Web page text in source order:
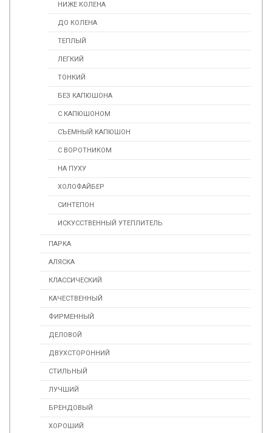
НИЖЕ КОЛЕНА
ДО КОЛЕНА
ТЕПЛЫЙ
ЛЕГКИЙ
ТОНКИЙ
БЕЗ КАПЮШОНА
С КАПЮШОНОМ
СЪЕМНЫЙ КАПЮШОН
С ВОРОТНИКОМ
НА ПУХУ
ХОЛОФАЙБЕР
СИНТЕПОН
ИСКУСCТВЕННЫЙ УТЕПЛИТЕЛЬ
ПАРКА
АЛЯСКА
КЛАССИЧЕСКИЙ
КАЧЕСТВЕННЫЙ
ФИРМЕННЫЙ
ДЕЛОВОЙ
ДВУХСТОРОННИЙ
СТИЛЬНЫЙ
ЛУЧШИЙ
БРЕНДОВЫЙ
ХОРОШИЙ